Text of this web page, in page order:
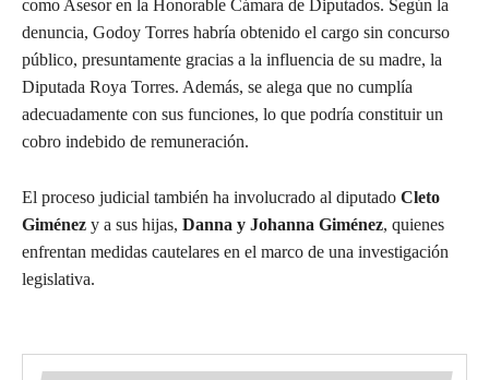
como Asesor en la Honorable Cámara de Diputados. Según la
denuncia, Godoy Torres habría obtenido el cargo sin concurso
público, presuntamente gracias a la influencia de su madre, la
Diputada Roya Torres. Además, se alega que no cumplía
adecuadamente con sus funciones, lo que podría constituir un
cobro indebido de remuneración.
El proceso judicial también ha involucrado al diputado Cleto
Giménez y a sus hijas, Danna y Johanna Giménez, quienes
enfrentan medidas cautelares en el marco de una investigación
legislativa.